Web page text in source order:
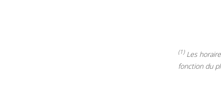
(1)Les
fonction du